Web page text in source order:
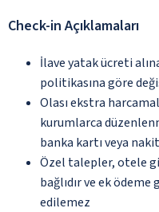
Check-in Açıklamaları
İlave yatak ücreti
politikasına göre
Olası ekstra
kurumlarca
banka kartı veya
Özel talepler, otele
bağlıdır ve ek
edilemez